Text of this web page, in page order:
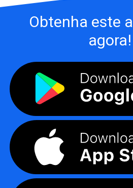
Obtenha este
agora!